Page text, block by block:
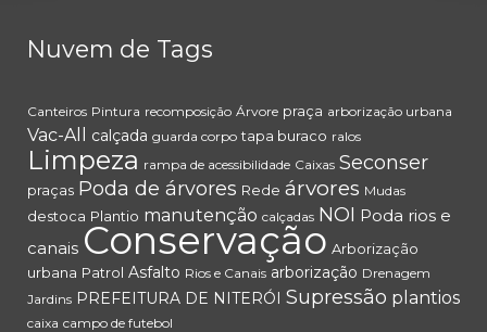
Nuvem de Tags
Canteiros Pintura recomposição Árvore praça arborização urbana
Vac-All calçada guarda corpo tapa buraco ralos
Limpeza rampa de acessibilidade Caixas Seconser
praças Poda de árvores Rede árvores Mudas
destoca Plantio manutenção calçadas NOI Poda rios e
canais Conservação Arborização
urbana Patrol Asfalto Rios e Canais arborização Drenagem
Jardins PREFEITURA DE NITERÓI Supressão plantios
caixa campo de futebol